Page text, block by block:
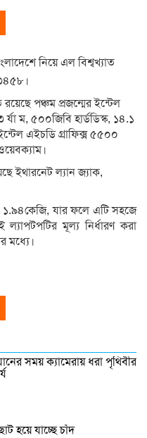
নিয়ে এল বিশ্বখ্যাত
পঞ্চম প্রজন্মের ইন্টেল
ম, ৫০০জিবি হার্ডডিস্ক, ১৪.১
এইচডি গ্রাফিক্স ৫৫০০
ইথারনেট ল্যান জ্যাক,
যার ফলে এটি সহজে
মূল্য নির্ধারণ করা
মধ্যে।
সময় ক্যামেরায় ধরা পৃথিবীর
হয়ে যাচ্ছে চাঁদ